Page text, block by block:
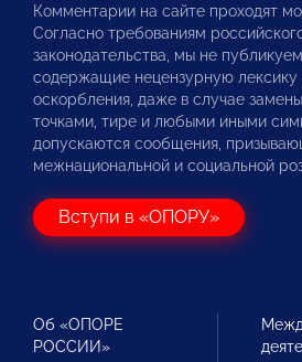
Комментарии на сайте проходят
Согласно требованиям
законодательства, мы не
содержащие нецензурную
оскорбления, даже в случае
точками, тире и любыми иными
допускаются сообщения,
межнациональной и социальной
Вступи в «ОПОРУ»
Об «ОПОРЕ
РОССИИ»